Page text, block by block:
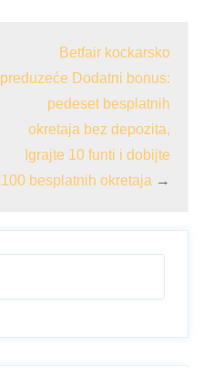
Betfair kockarsko
preduzeće Dodatni bonus:
pedeset besplatnih
okretaja bez depozita,
Igrajte 10 funti i dobijte
100 besplatnih okretaja →